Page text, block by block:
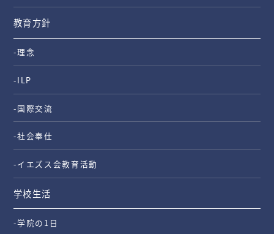
教育方針
-理念
-ILP
-国際交流
-社会奉仕
-イエズス会教育活動
学校生活
-学院の1日